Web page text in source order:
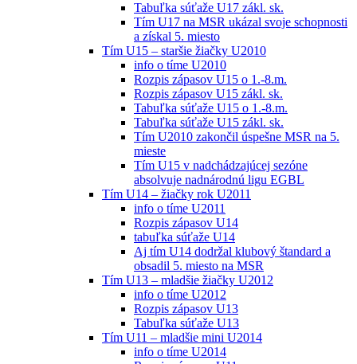
Tabuľka súťaže U17 zákl. sk.
Tím U17 na MSR ukázal svoje schopnosti
a získal 5. miesto
Tím U15 – staršie žiačky U2010
info o tíme U2010
Rozpis zápasov U15 o 1.-8.m.
Rozpis zápasov U15 zákl. sk.
Tabuľka súťaže U15 o 1.-8.m.
Tabuľka súťaže U15 zákl. sk.
Tím U2010 zakončil úspešne MSR na 5.
mieste
Tím U15 v nadchádzajúcej sezóne
absolvuje nadnárodnú ligu EGBL
Tím U14 – žiačky rok U2011
info o tíme U2011
Rozpis zápasov U14
tabuľka súťaže U14
Aj tím U14 dodržal klubový štandard a
obsadil 5. miesto na MSR
Tím U13 – mladšie žiačky U2012
info o tíme U2012
Rozpis zápasov U13
Tabuľka súťaže U13
Tím U11 – mladšie mini U2014
info o tíme U2014